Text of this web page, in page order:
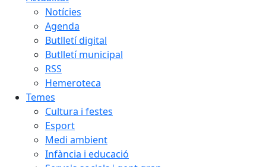
Notícies
Agenda
Butlletí digital
Butlletí municipal
RSS
Hemeroteca
Temes
Cultura i festes
Esport
Medi ambient
Infància i educació